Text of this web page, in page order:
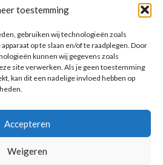
toestemming
gebruiken wij technologieën zoals
op te slaan en/of te raadplegen. Door
kunnen wij gegevens zoals
site verwerken. Als je geen toestemming
kan dit een nadelige invloed hebben op
Accepteren
Weigeren